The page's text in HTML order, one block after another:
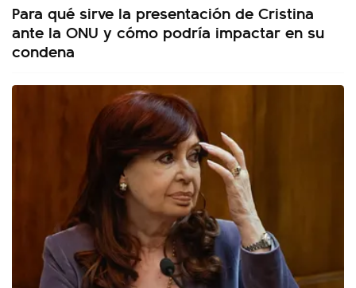
Para qué sirve la presentación de Cristina
ante la ONU y cómo podría impactar en su
condena